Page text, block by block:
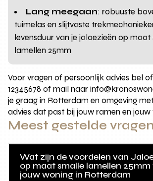
Lang meegaan: robuuste
tuimelas en slijtvaste
levensduur van je jaloezieën op maat
lamellen 25mm
Voor vragen of persoonlijk advies bel
12345678 of mail naar
je graag in Rotterdam en omgeving
advies dat past bij jouw ramen en jouw
Meest gestelde vragen
Wat zijn de voordelen van
op maat smalle lamellen 25mm
jouw woning in Rotterdam